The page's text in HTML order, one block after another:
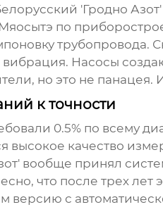
'Гродно
по
трубопровода.
Насосы
но это не
к точности
0.5% по всему
высокое качество
вообще принял
что после трех лет
версию с